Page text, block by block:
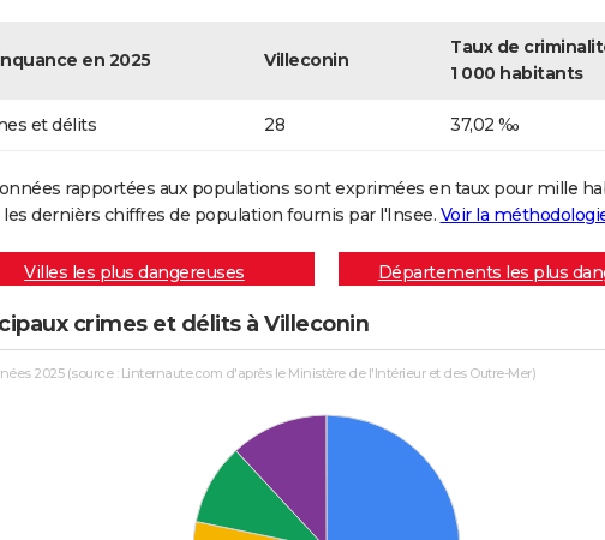
en 2025 Villeconin
Taux de
1 000 habitants
et délits 28 37,02 ‰
rapportées aux populations sont exprimées en taux pour mille
dernièrs chiffres de population fournis par l'Insee. Voir la
Villes les plus dangereuses Départements les plus
crimes et délits à Villeconin
2025 (source : Linternaute.com d'après le Ministère de l'Intérieur et des Outre-Mer)